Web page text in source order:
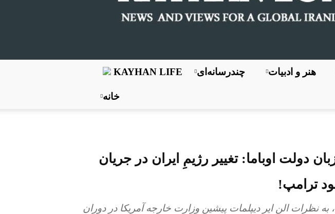
KAYHAN LIFE چندرسانه‌ای هنر و ادبیات
خانه
دولت اوباما: تغییر رژیمِ ایران در جریان
ترامپ!
به نظرات الن ایر دیپلمات پیشین وزارت خارجه آمریکا در دوران